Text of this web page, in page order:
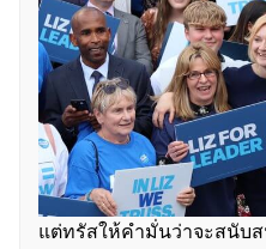
แต่ทรัสให้คำมั่นว่าจะสนับ